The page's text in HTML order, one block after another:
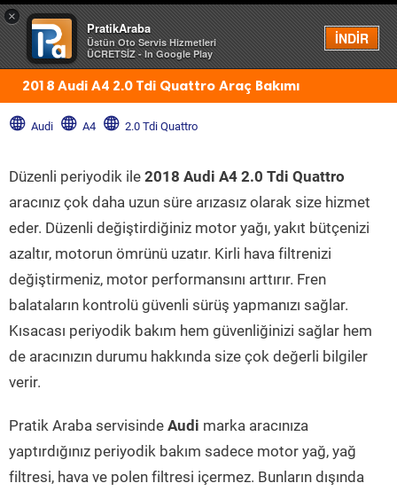
×
PratikAraba
Üstün Oto Servis Hizmetleri
ÜCRETSİZ - In Google Play
İNDİR
Menü
2018 Audi A4 2.0 Tdi Quattro Araç Bakımı
Audi A4 2.0 Tdi Quattro
Düzenli periyodik ile 2018 Audi A4 2.0 Tdi Quattro
aracınız çok daha uzun süre arızasız olarak size hizmet
eder. Düzenli değiştirdiğiniz motor yağı, yakıt bütçenizi
azaltır, motorun ömrünü uzatır. Kirli hava filtrenizi
değiştirmeniz, motor performansını arttırır. Fren
balataların kontrolü güvenli sürüş yapmanızı sağlar.
Kısacası periyodik bakım hem güvenliğinizi sağlar hem
de aracınızın durumu hakkında size çok değerli bilgiler
verir.
Pratik Araba servisinde Audi marka aracınıza
yaptırdığınız periyodik bakım sadece motor yağ, yağ
filtresi, hava ve polen filtresi içermez. Bunların dışında